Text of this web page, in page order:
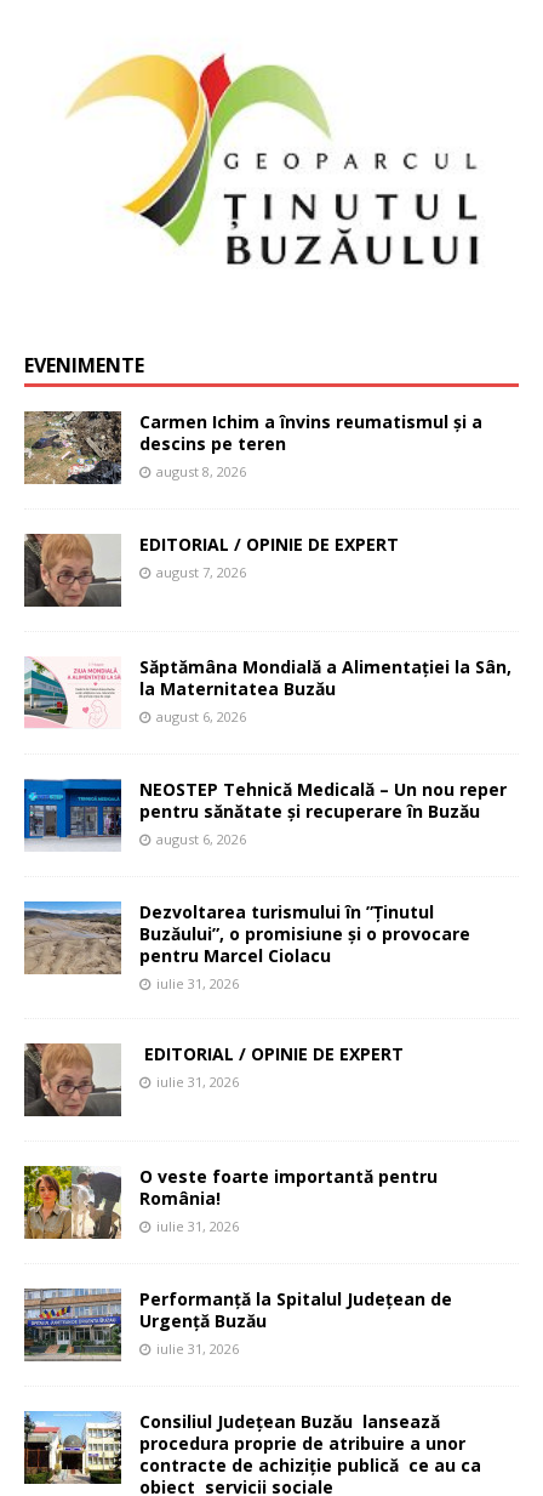
EVENIMENTE
Carmen Ichim a învins reumatismul și a
descins pe teren
august 8, 2026
EDITORIAL / OPINIE DE EXPERT
august 7, 2026
Săptămâna Mondială a Alimentației la Sân,
la Maternitatea Buzău
august 6, 2026
NEOSTEP Tehnică Medicală – Un nou reper
pentru sănătate și recuperare în Buzău
august 6, 2026
Dezvoltarea turismului în ”Ținutul
Buzăului”, o promisiune și o provocare
pentru Marcel Ciolacu
iulie 31, 2026
EDITORIAL / OPINIE DE EXPERT
iulie 31, 2026
O veste foarte importantă pentru
România!
iulie 31, 2026
Performanță la Spitalul Județean de
Urgență Buzău
iulie 31, 2026
Consiliul Județean Buzău lansează
procedura proprie de atribuire a unor
contracte de achiziție publică ce au ca
obiect servicii sociale